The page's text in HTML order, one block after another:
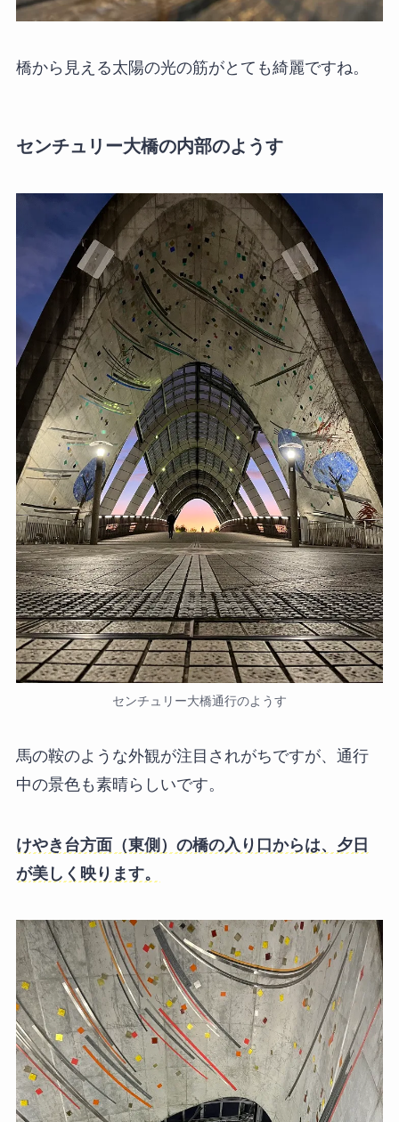
橋から見える太陽の光の筋がとても綺麗ですね。
センチュリー大橋の内部のようす
センチュリー大橋通行のようす
馬の鞍のような外観が注目されがちですが、通行
中の景色も素晴らしいです。
けやき台方面（東側）の橋の入り口からは、夕日
が美しく映ります。